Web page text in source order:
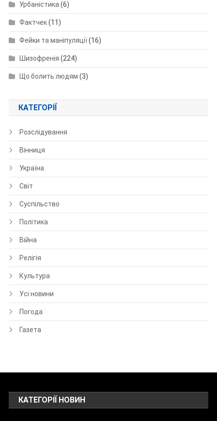
Урбаністика(6)
Фактчек(11)
Фейки та маніпуляції(16)
Шизофренія (224)
Що болить людям (3)
КАТЕГОРІЇ
Розслідування
Вінниця
Україна
Світ
Суспільство
Політика
Війна
Релігія
Культура
Усі новини
Погода
Газета
КАТЕГОРІЇ НОВИН